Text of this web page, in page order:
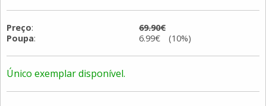
Preço:
69.90€
Poupa: 6.99€ (10%)
Único exemplar disponível.